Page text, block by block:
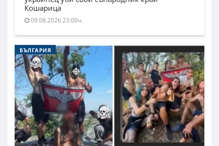
Кошарица
09.08.2026 23:00ч.
БЪЛГАРИЯ